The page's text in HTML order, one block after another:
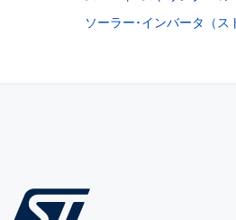
ソーラー･インバータ（ス